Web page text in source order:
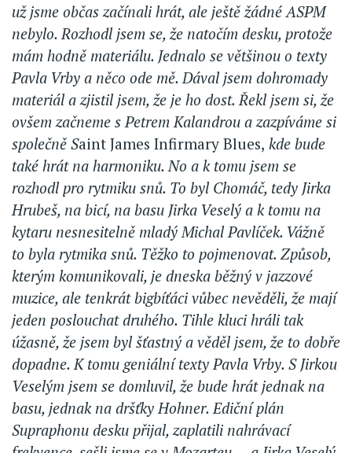
už jsme občas začínali hrát, ale ještě žádné ASPM
nebylo. Rozhodl jsem se, že natočím desku, protože
mám hodně materiálu. Jednalo se většinou o texty
Pavla Vrby a něco ode mě. Dával jsem dohromady
materiál a zjistil jsem, že je ho dost. Řekl jsem si, že
ovšem začneme s Petrem Kalandrou a zazpíváme si
společně Saint James Infirmary Blues, kde bude
také hrát na harmoniku. No a k tomu jsem se
rozhodl pro rytmiku snů. To byl Chomáč, tedy Jirka
Hrubeš, na bicí, na basu Jirka Veselý a k tomu na
kytaru nesnesitelně mladý Michal Pavlíček. Vážně
to byla rytmika snů. Těžko to pojmenovat. Způsob,
kterým komunikovali, je dneska běžný v jazzové
muzice, ale tenkrát bigbíťáci vůbec nevěděli, že mají
jeden poslouchat druhého. Tihle kluci hráli tak
úžasně, že jsem byl šťastný a věděl jsem, že to dobře
dopadne. K tomu geniální texty Pavla Vrby. S Jirkou
Veselým jsem se domluvil, že bude hrát jednak na
basu, jednak na dršťky Hohner. Ediční plán
Supraphonu desku přijal, zaplatili nahrávací